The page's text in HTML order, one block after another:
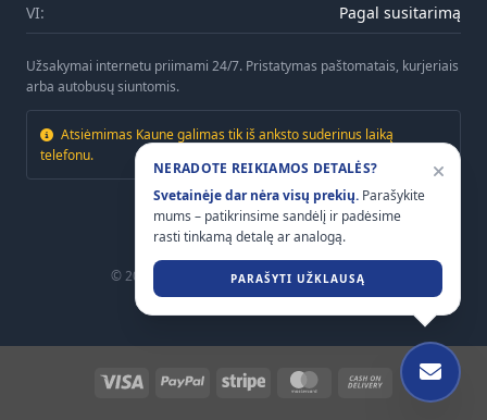
VI: Pagal susitarimą
Užsakymai internetu priimami 24/7. Pristatymas paštomatais, kurjeriais
arba autobusų siuntomis.
Atsiėmimas Kaune galimas tik iš anksto suderinus laiką
telefonu.
© 2026 . Visos teisės saugomos.
NERADOTE REIKIAMOS DETALĖS?
Svetainėje dar nėra visų prekių. Parašykite
mums – patikrinsime sandėlį ir padėsime
rasti tinkamą detalę ar analogą.
PARAŠYTI UŽKLAUSĄ